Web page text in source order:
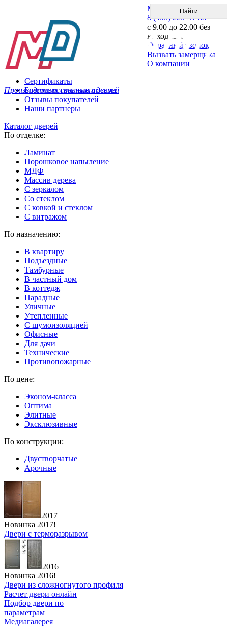
Производитель стальных дверей
Меню
8 (495) 220-51-88
с 9.00 до 22.00 без
выходных
Обратный звонок
Вызвать замерщика
О компании
Сертификаты
Благодарственные письма
Отзывы покупателей
Наши партнеры
Каталог дверей
По отделке:
Ламинат
Порошковое напыление
МДФ
Массив дерева
С зеркалом
Со стеклом
С ковкой и стеклом
С витражом
По назначению:
В квартиру
Подъездные
Тамбурные
В частный дом
В коттедж
Парадные
Уличные
Утепленные
C шумоизоляцией
Офисные
Для дачи
Технические
Противопожарные
По цене:
Эконом-класса
Оптима
Элитные
Эксклюзивные
По конструкции:
Двустворчатые
Арочные
2017
Новинка 2017!
Двери с терморазрывом
2016
Новинка 2016!
Двери из сложногнутого профиля
Расчет двери онлайн
Подбор двери по
параметрам
Медиагалерея